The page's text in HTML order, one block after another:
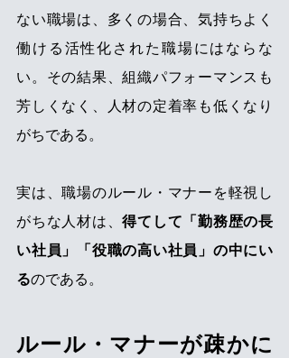
ない職場は、多くの場合、気持ちよく
働ける活性化された職場にはならな
い。その結果、組織パフォーマンスも
芳しくなく、人材の定着率も低くなり
がちである。
実は、職場のルール・マナーを軽視し
がちな人材は、得てして「勤務歴の長
い社員」「役職の高い社員」の中にい
るのである。
ルール・マナーが疎かに